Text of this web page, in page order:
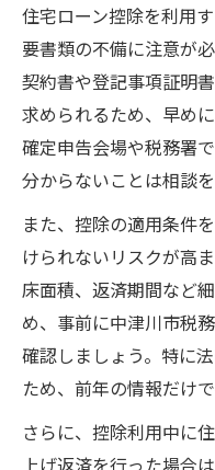
住宅ローン控除を利用
要書類の不備に注意が
契約書や登記事項証明
求められるため、早め
確定申告会場や税務署
分からないことは相談
また、控除の適用条件
けられないリスクが高
床面積、返済期間など
め、事前に中津川市税
確認しましょう。特に
ため、前年の情報だけ
さらに、控除利用中に
上げ返済を行った場合